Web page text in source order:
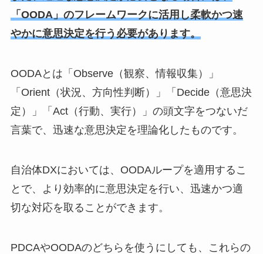
「OODA」のフレームワークに活用し柔軟かつ速
やかに意思決定を行う必要があります。
OODAとは「Observe（観察、情報収集）」
「Orient（状況、方向性判断）」「Decide（意思決
定）」「Act（行動、実行）」の頭文字をつないだ
言葉で、迅速な意思決定を理論化したものです。
自治体DXにおいては、OODAループを適用するこ
とで、より効率的に意思決定を行い、迅速かつ適
切な対応を取ることができます。
PDCAやOODAのどちらを使うにしても、これらの